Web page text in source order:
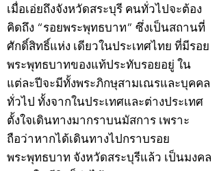
เมื่อเอ่ยถึงจังหวัดสระบุรี คนทั่วไปจะต้อง
คิดถึง “รอยพระพุทธบาท” ซึ่งเป็นสถานที่
ศักดิ์สิทธิ์แห่ง เดียวในประเทศไทย ที่มีรอย
พระพุทธบาทของแท้ประทับรอยอยู่ ใน
แต่ละปีจะมีทั้งพระภิกษุสามเณรและบุคคล
ทั่วไป ทั้งจากในประเทศและต่างประเทศ
ตั้งใจเดินทางมากราบนมัสการ เพราะ
ถือว่าหากได้เดินทางไปกราบรอย
พระพุทธบาท จังหวัดสระบุรีแล้ว เป็นมงคล